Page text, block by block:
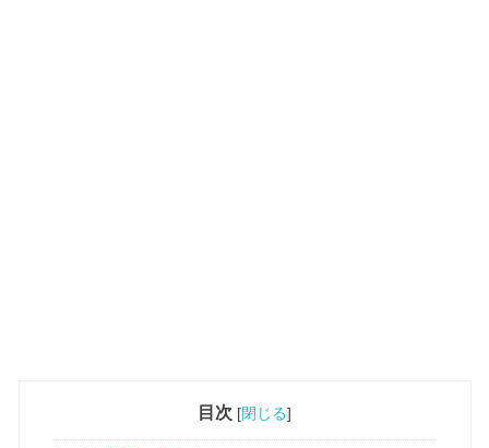
目次 [閉じる]